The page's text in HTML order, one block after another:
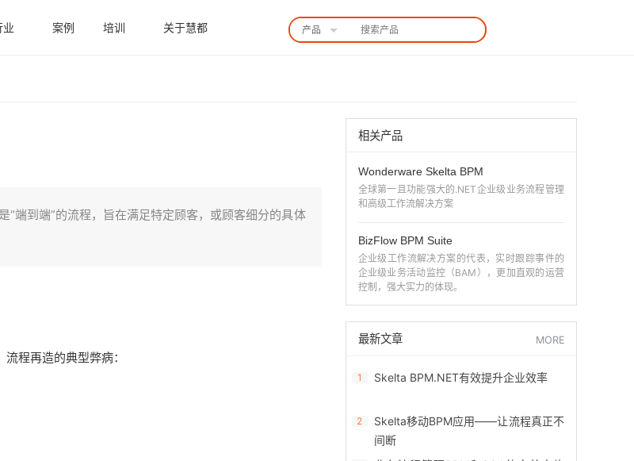
业 案例 培训 关于慧都 产品
端到端”的流程，旨在满足特定顾客，或顾客细分的具体
程再造的典型弊病：
相关产品
Wonderware Skelta BPM
全球第一且功能强大的.NET企业级业务流程管理
和高级工作流解决方案
BizFlow BPM Suite
企业级工作流解决方案的代表，实时跟踪事件的
企业级业务活动监控（BAM），更加直观的运营
控制，强大实力的体现。
最新文章 MORE
1 Skelta BPM.NET有效提升企业效率
2
Skelta移动BPM应用——让流程真正不
间断